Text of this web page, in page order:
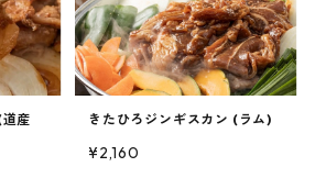
産
きたひろジンギスカン (ラム)
¥2,160